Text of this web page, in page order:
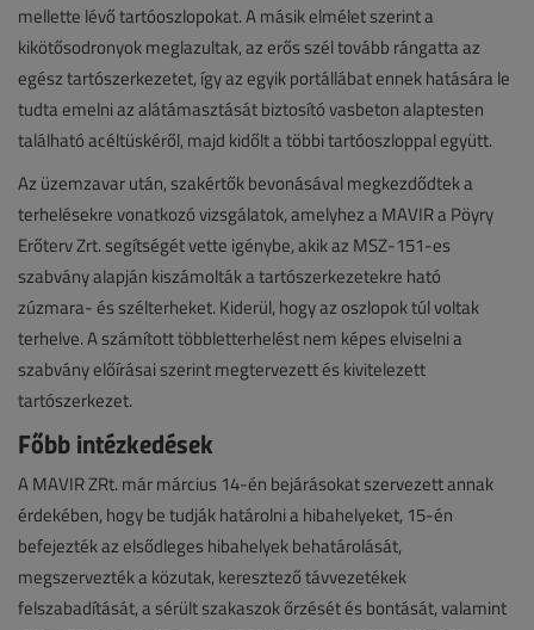
mellette lévő tartóoszlopokat. A másik elmélet szerint a
kikötősodronyok meglazultak, az erős szél tovább rángatta az
egész tartószerkezetet, így az egyik portállábat ennek hatására le
tudta emelni az alátámasztását biztosító vasbeton alaptesten
található acéltüskéről, majd kidőlt a többi tartóoszloppal együtt.
Az üzemzavar után, szakértők bevonásával megkezdődtek a
terhelésekre vonatkozó vizsgálatok, amelyhez a MAVIR a Pöyry
Erőterv Zrt. segítségét vette igénybe, akik az MSZ-151-es
szabvány alapján kiszámolták a tartószerkezetekre ható
zúzmara- és szélterheket. Kiderül, hogy az oszlopok túl voltak
terhelve. A számított többletterhelést nem képes elviselni a
szabvány előírásai szerint megtervezett és kivitelezett
tartószerkezet.
Főbb intézkedések
A MAVIR ZRt. már március 14-én bejárásokat szervezett annak
érdekében, hogy be tudják határolni a hibahelyeket, 15-én
befejezték az elsődleges hibahelyek behatárolását,
megszervezték a közutak, keresztező távvezetékek
felszabadítását, a sérült szakaszok őrzését és bontását, valamint